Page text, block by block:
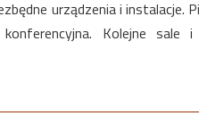
urządzenia i instalacje.
Kolejne sale